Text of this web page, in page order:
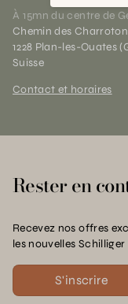
À 15mn du centre de
Chemin des
1228 Plan-les-Ouates
Suisse
Contact et horaires
Rester en
Recevez nos offres
les nouvelles Schilliger
S'inscrire